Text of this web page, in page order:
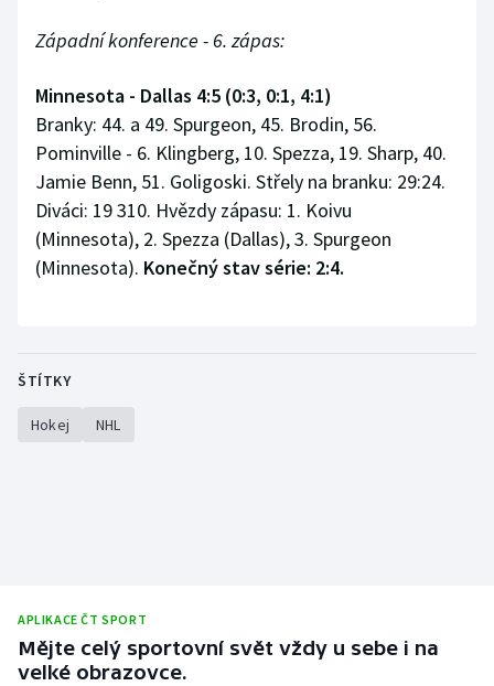
Západní konference - 6. zápas:
Minnesota - Dallas 4:5 (0:3, 0:1, 4:1)
Branky: 44. a 49. Spurgeon, 45. Brodin, 56.
Pominville - 6. Klingberg, 10. Spezza, 19. Sharp, 40.
Jamie Benn, 51. Goligoski. Střely na branku: 29:24.
Diváci: 19 310. Hvězdy zápasu: 1. Koivu
(Minnesota), 2. Spezza (Dallas), 3. Spurgeon
(Minnesota). Konečný stav série: 2:4.
ŠTÍTKY
Hokej NHL
APLIKACE ČT SPORT
Mějte celý sportovní svět vždy u sebe i na
velké obrazovce.